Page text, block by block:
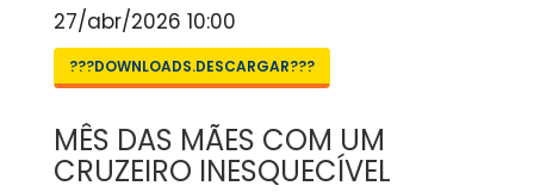
27/abr/2026 10:00
???DOWNLOADS.DESCARGAR???
MÊS DAS MÃES COM UM
CRUZEIRO INESQUECÍVEL